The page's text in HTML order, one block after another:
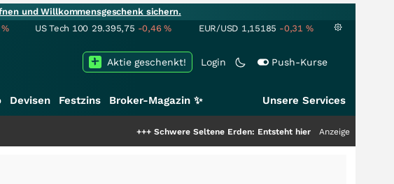
und Willkommensgeschenk sichern.
% US Tech 100 29.395,75 -0,46% EUR/USD 1,15185 -0,31 %
Login Push-Kurse
Aktie geschenkt!
Devisen Festzins Broker-Magazin ✨ Unsere Services
Schwere Seltene Erden: Entsteht hier die nächste Milliardenstory?
Anzeige